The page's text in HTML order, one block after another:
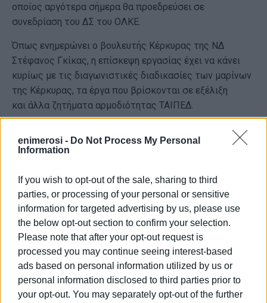
enimerosi - Do Not Process My Personal
Information
If you wish to opt-out of the sale, sharing to third
parties, or processing of your personal or sensitive
information for targeted advertising by us, please use
the below opt-out section to confirm your selection.
Please note that after your opt-out request is
processed you may continue seeing interest-based
ads based on personal information utilized by us or
personal information disclosed to third parties prior to
your opt-out. You may separately opt-out of the further
οποίος αργότερα σήμερα θα προεδρεύσει σε
συνεδρίαση του ΔΣ του ΟΛΚΕ.
Όπως ενημερώνει ο βουλευτής Κέρκυρας της ΝΔ
Στέφανος Γκίκας, η επίσκεψη εργασίας έχει να κάνει
κυρίως με τις διαγωνιστικές διαδικασίες των μαρίνων
της Κέρκυρας, τα έργα που βρίσκονται σε εξέλιξη
και άλλα ζητήματα αρμοδιότητας ΤΑΙΠΕΔ.
Εμφανίσεις: 80
Ακολουθήστε το enimerosi στοFacebook
Συνδρομητές στο e-paper